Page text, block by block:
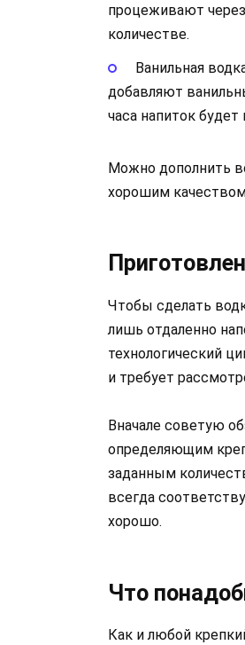
процеживают
количестве.
Ванильная
добавляют
часа напиток
Можно дополнить
хорошим
Чтобы сделать
лишь отдаленно
технологический
и требует
Вначале советую
определяющим
заданным
всегда
хорошо.
Что
Как и любой